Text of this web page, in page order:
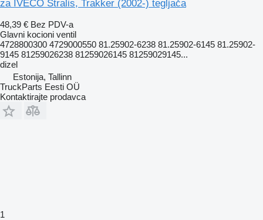
za IVECO Stralis, Trakker (2002-) tegljača
48,39 € Bez PDV-a
Glavni kocioni ventil
4728800300 4729000550 81.25902-6238 81.25902-6145 81.25902-
9145 81259026238 81259026145 81259029145...
dizel
Estonija, Tallinn
TruckParts Eesti OÜ
Kontaktirajte prodavca
1